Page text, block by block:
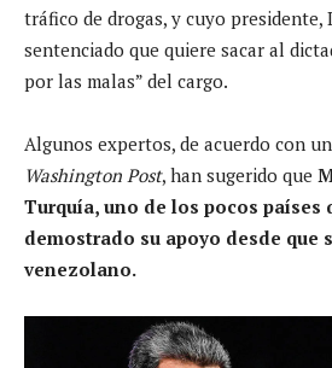
tráfico de drogas, y cuyo presidente,
sentenciado que quiere sacar al
por las malas” del cargo.
Algunos expertos, de acuerdo con
Washington Post, han sugerido que
Turquía, uno de los pocos países
demostrado su apoyo desde que
venezolano.